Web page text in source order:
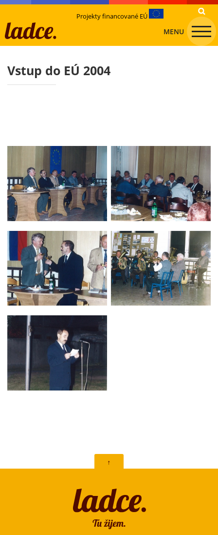
Projekty financované EÚ
MENU
Vstup do EÚ 2004
↑